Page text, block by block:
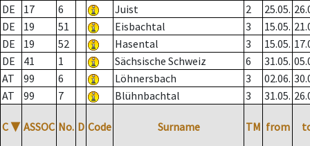
DE 17 6 Juist 2 25.05.
DE
19 51 Eisbachtal 3 15.05.
DE
19 52 Hasental 3 15.05.
DE
41 1 Sächsische Schweiz 6 31.05.
AT
99 6 Löhnersbach 3 02.06.
AT
99 7 Blühnbachtal 3 31.05.
C ▼ ASSOC No. D Code Surname TM from